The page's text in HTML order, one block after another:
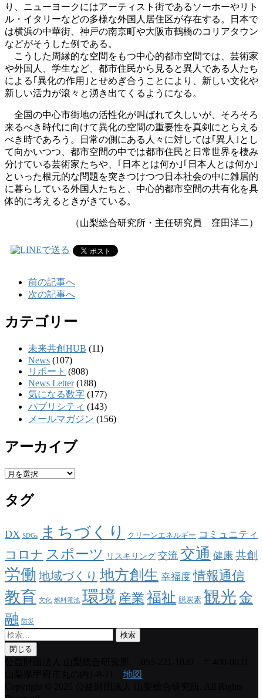
り、ニューヨークにはアーティスト街であるソーホーやリト
ル・イタリーなどの多様な外国人居住区が存在する。日本で
は横浜の中華街、神戸の南京町や大阪市鶴橋のコリアタウン
などがそうした例である。
こうした周縁的な空間をもつ中心的都市空間では、芸術家
や外国人、学生など、都市住民から見ると異人である人たち
による｢異化の作用｣とせめぎ合うことにより、新しい文化や
新しい活力が滾々と湧き出てくるようになる。
全国の中心市街地の活性化が叫ばれて久しいが、そろそろ
来るべき時代に向けて異化の空間の重要性を真剣にとらえる
べき時であろう。日常の側にある人々に対しては｢異人｣とし
て向かいつつ、都市空間の中では都市住民と日常世界を棲み
分けている芸術家たちや、｢日本とは何か｣｢日本人とは何か｣
といった根元的な問題を突きつけつつ日本社会の中に雑居的
に暮らしている外国人たちと、中心的都市空間の共有化を具
体的に考えるときがきている。
（山梨総合研究所・主任研究員 窪田洋二）
前の記事へ
次の記事へ
カテゴリー
未来共創HUB (11)
News (107)
リポート (808)
News Letter(188)
気になる数字 (177)
パブリシティ (143)
メールマガジン (156)
アーカイブ
ア
カ
イ
タグ
DX SDGs まちづくり クリーンエネルギー コミュニティ
コロナ スポーツ リスキリング 交流 交通 健康 共創
労働 地域づくり 地方創生 幸福度 情報通信
教育 文化 燃料電池 環境 産業 福祉 脱炭素 観光金
融
防災
検
索:閉じる
地図